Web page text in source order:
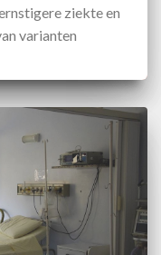
ziekte en
varianten